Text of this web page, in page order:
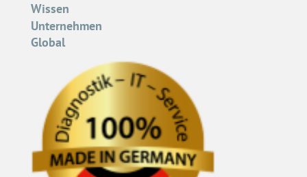
Wissen
Unternehmen
Global